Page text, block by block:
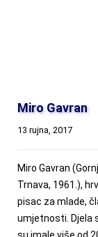
Miro Gavran
13 rujna, 2017
Miro Gavran
Trnava, 1961.),
pisac za mlade,
umjetnosti. Djela